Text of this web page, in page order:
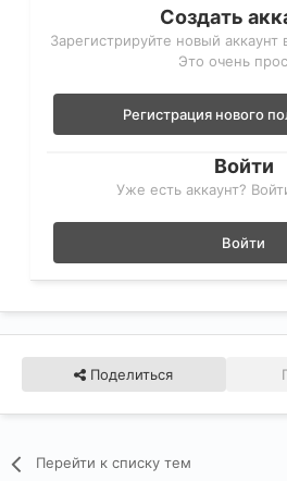
Создать
Зарегистрируйте новый
Это очень
Регистрация нового
Войти
Уже есть аккаунт?
Войти
Поделиться
Перейти к списку тем